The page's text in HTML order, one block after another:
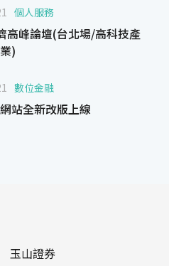
個人服務
高峰論壇(台北場/高科技產
)
數位金融
站全新改版上線
玉山證券